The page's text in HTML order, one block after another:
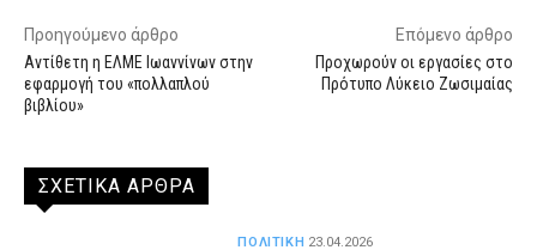
Προηγούμενο άρθρο
Αντίθετη η ΕΛΜΕ Ιωαννίνων στην
εφαρμογή του «πολλαπλού
βιβλίου»
Επόμενο άρθρο
Προχωρούν οι εργασίες στο
Πρότυπο Λύκειο Ζωσιμαίας
ΣΧΕΤΙΚΑ ΑΡΘΡΑ
ΠΟΛΙΤΙΚΗ 23.04.2026